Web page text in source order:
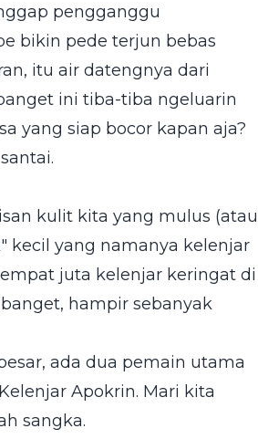
pengganggu
bikin pede terjun bebas
itu air datengnya dari
ini tiba-tiba ngeluarin
yang siap bocor kapan aja?
kulit kita yang mulus (atau
kecil yang namanya kelenjar
juta kelenjar keringat di
hampir sebanyak
ada dua pemain utama
Apokrin. Mari kita
sangka.